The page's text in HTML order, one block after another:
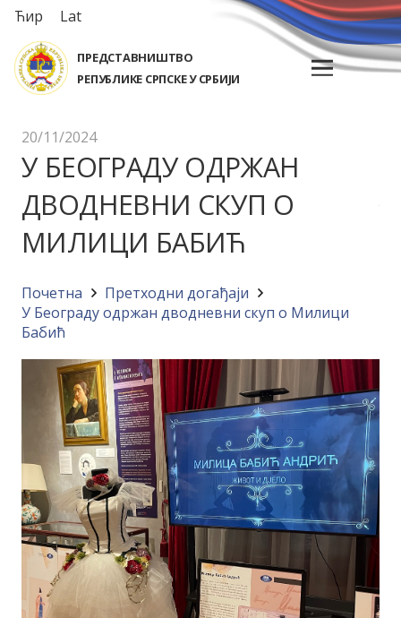
Ћир Lat
ПРЕДСТАВНИШТВО
РЕПУБЛИКЕ СРПСКЕ У СРБИЈИ
20/11/2024
У БЕОГРАДУ ОДРЖАН
ДВОДНЕВНИ СКУП О
МИЛИЦИ БАБИЋ
Почетна
Претходни догађаји
У Београду одржан дводневни скуп о Милици
Бабић